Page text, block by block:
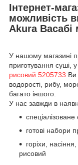
Інтернет-
можливість
Akura Васабі
У нашому магазині
приготування суші,
рисовий 5205733 Ви
водорості, рибу,
багато іншого.
У нас завжди в
готові набори
горіхи,
рисовий